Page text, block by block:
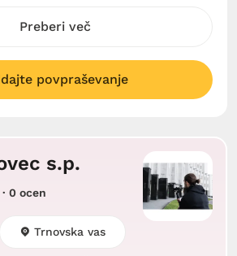
Preberi več
povpraševanje
s.p.
· 0 ocen
Trnovska vas